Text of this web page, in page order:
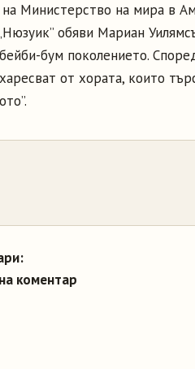
на Министерство на мира в
обяви Мариан
бум поколението.
от хората, които
коментар